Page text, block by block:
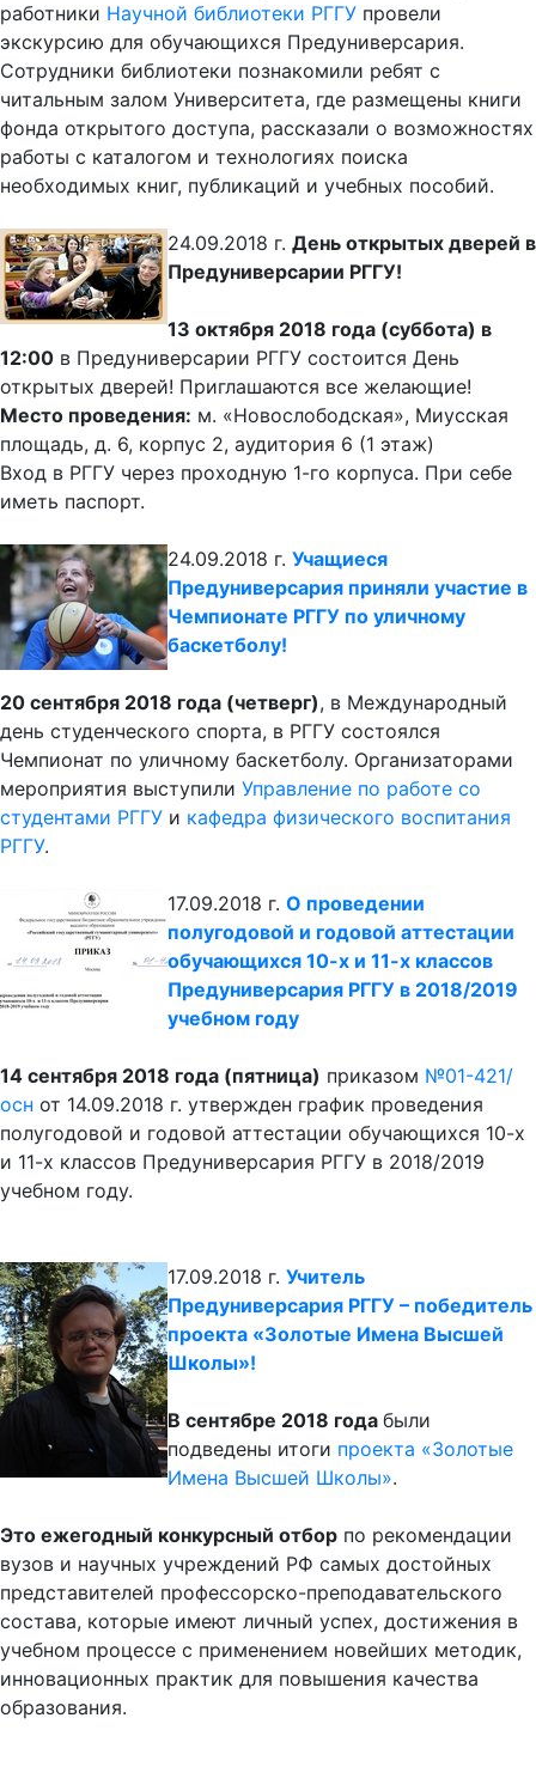
работники Научной библиотеки РГГУ провели
экскурсию для обучающихся Предуниверсария.
Сотрудники библиотеки познакомили ребят с
читальным залом Университета, где размещены книги
фонда открытого доступа, рассказали о возможностях
работы с каталогом и технологиях поиска
необходимых книг, публикаций и учебных пособий.
24.09.2018 г. День открытых дверей в
Предуниверсарии РГГУ!
13 октября 2018 года (суббота) в
12:00 в Предуниверсарии РГГУ состоится День
открытых дверей! Приглашаются все желающие!
Место проведения: м. «Новослободская», Миусская
площадь, д. 6, корпус 2, аудитория 6 (1 этаж)
Вход в РГГУ через проходную 1-го корпуса. При себе
иметь паспорт.
24.09.2018 г. Учащиеся
Предуниверсария приняли участие в
Чемпионате РГГУ по уличному
баскетболу!
20 сентября 2018 года (четверг), в Международный
день студенческого спорта, в РГГУ состоялся
Чемпионат по уличному баскетболу. Организаторами
мероприятия выступили Управление по работе со
студентами РГГУ и кафедра физического воспитания
РГГУ.
17.09.2018 г. О проведении
полугодовой и годовой аттестации
обучающихся 10-х и 11-х классов
Предуниверсария РГГУ в 2018/2019
учебном году
14 сентября 2018 года (пятница) приказом №01-421/
осн от 14.09.2018 г. утвержден график проведения
полугодовой и годовой аттестации обучающихся 10-х
и 11-х классов Предуниверсария РГГУ в 2018/2019
учебном году.
17.09.2018 г. Учитель
Предуниверсария РГГУ – победитель
проекта «Золотые Имена Высшей
Школы»!
В сентябре 2018 года были
подведены итоги проекта «Золотые
Имена Высшей Школы».
Это ежегодный конкурсный отбор по рекомендации
вузов и научных учреждений РФ самых достойных
представителей профессорско-преподавательского
состава, которые имеют личный успех, достижения в
учебном процессе с применением новейших методик,
инновационных практик для повышения качества
образования.